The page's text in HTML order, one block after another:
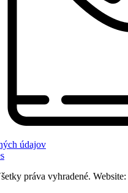
údajov
práva vyhradené. Website: